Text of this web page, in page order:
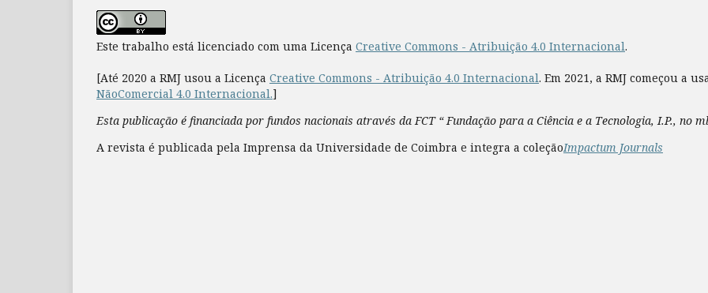
Este trabalho está licenciado com uma Licença Creative Commons - Atribuição 4.0 Internacional.
[Até 2020 a RMJ usou a Licença Creative Commons - Atribuição 4.0 Internacional. Em 2021, a RMJ começou a
NãoComercial 4.0 Internacional.]
Esta publicação é financiada por fundos nacionais através da FCT “ Fundação para a Ciência e a Tecnologia, I.P., no
A revista é publicada pela Imprensa da Universidade de Coimbra e integra a coleçãoImpactum Journals